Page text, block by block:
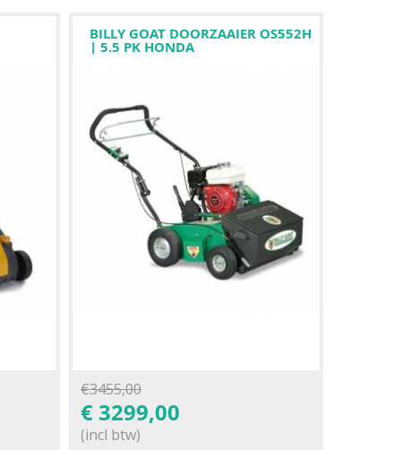
BILLY GOAT DOORZAAIER OS552H
| 5.5 PK HONDA
€3455,00
€ 3299,00
(incl btw)